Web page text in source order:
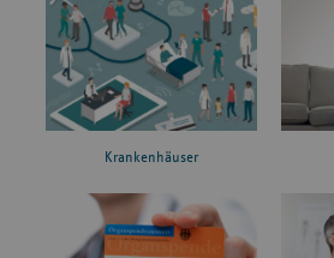
Krankenhäuser